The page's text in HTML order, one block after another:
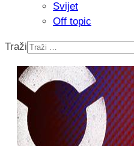
Isprobali smo:
Svijet
Off topic
Traži